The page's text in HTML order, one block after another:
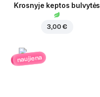
Krosnyje keptos bulvytės
3,00 €
naujiena